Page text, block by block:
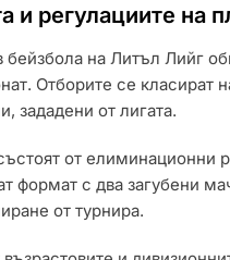
и регулациите на
бейзбола на Литъл Лийг
Отборите се класират
зададени от лигата.
от елиминационни
формат с два загубени
от турнира.